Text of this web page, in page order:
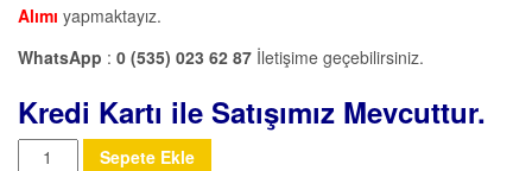
Alımı yapmaktayız.
WhatsApp : 0 (535) 023 62 87 İletişime geçebilirsiniz.
Kredi Kartı ile Satışımız Mevcuttur.
Miktar Sepete Ekle